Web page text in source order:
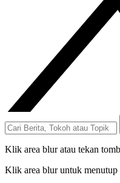
Klik area blur atau tekan
Klik area blur untuk